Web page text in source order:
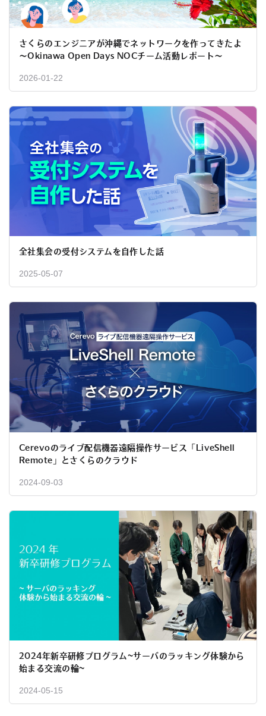
さくらのエンジニアが沖縄でネットワークを作ってきたよ
〜Okinawa Open Days NOCチーム活動レポート〜
2026-01-22
全社集会の受付システムを自作した話
2025-05-07
Cerevoのライブ配信機器遠隔操作サービス「LiveShell
Remote」とさくらのクラウド
2024-09-03
2024年新卒研修プログラム~サーバのラッキング体験から
始まる交流の輪~
2024-05-15